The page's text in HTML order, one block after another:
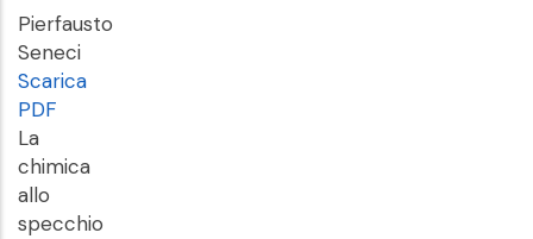
Pierfausto
Seneci
Scarica
PDF
La
chimica
allo
specchio